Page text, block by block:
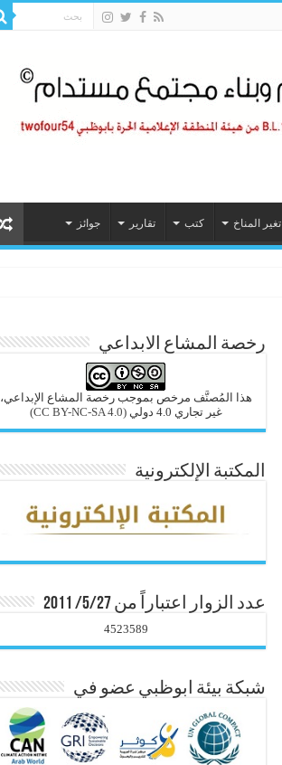
تغير المناخ كتب تقارير جوائز
رخصة المشاع الابداعي
هذا المُصنَّف مرخص بموجب رخصة المشاع الإبداعي،
غير تجاري 4.0 دولي
(CC BY-NC-SA 4.0)
المكتبة الإلكترونية
عدد الزوار اعتباراً من 5/27/ 2011
4523589
شبكة بيئة ابوظبي عضو في